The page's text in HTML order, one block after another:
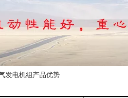
发电机组产品优势